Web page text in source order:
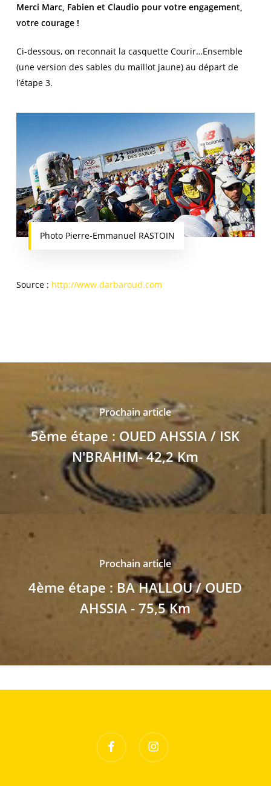
Merci Marc, Fabien et Claudio pour votre engagement,
votre courage !
Ci-dessous, on reconnait la casquette Courir…Ensemble
(une version des sables du maillot jaune) au départ de
l’étape 3.
Photo Pierre-Emmanuel RASTOIN
Source : http://www.darbaroud.com
Prochain article
5ème étape : OUED AHSSIA / ISK
N'BRAHIM- 42,2 Km
Prochain article
4ème étape : BA HALLOU / OUED
AHSSIA - 75,5 Km
facebook instagram